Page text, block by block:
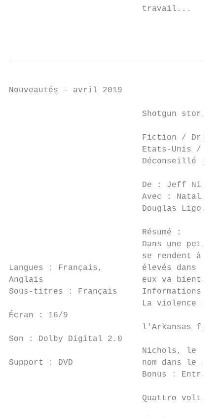
                           travail...
Nouveautés - avril 2019
                           Shotgun stories
Fiction /
Etats-Unis /
Déconseillé
De : Jeff
Avec : Natalie
Douglas Ligon,
                           Résumé :
Dans une
se rendent à
Langues : Français,        élevés dans
Anglais                    eux va bientôt
Sous-titres : Français     Informations
La violence
Écran : 16/9
l'Arkansas
Son : Dolby Digital 2.0
Nichols, le
Support : DVD              nom dans le
Bonus :
Quattro volte